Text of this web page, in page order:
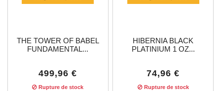
THE TOWER OF BABEL
FUNDAMENTAL...
499,96 €
Rupture de stock
HIBERNIA BLACK
PLATINIUM 1 OZ...
74,96 €
Rupture de stock